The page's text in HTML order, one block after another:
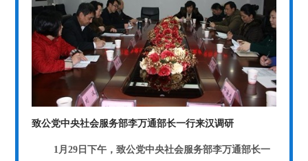
致公党中央社会服务部李万通部长一行来汉调研
1月29日下午，致公党中央社会服务部李万通部长一